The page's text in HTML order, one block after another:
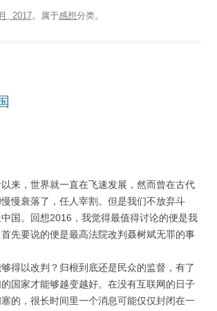
, 2017。属于感想分类。
来，世界就一直在飞速发展，然而曾在古代
慢衰落了，任人宰割。但是我们不放弃斗
国。回想2016，我觉得最值得讨论的便是我
先要说的便是最高法院改判聂树斌无罪的事
得以改判？归根到底还是民众的监督，有了
国家才能够越变越好。在没有互联网的日子
的，很长时间里一个消息可能仅仅封闭在一